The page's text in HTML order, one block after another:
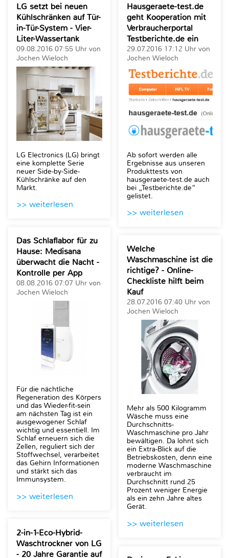
LG setzt bei neuen
Kühlschränken auf Tür-
in-Tür-System - Vier-
Liter-Wassertank
09.08.2016 07:55 Uhr von
Jochen Wieloch
LG Electronics (LG) bringt
eine komplette Serie
neuer Side-by-Side-
Kühlschränke auf den
Markt.
>> weiterlesen
Das Schlaflabor für zu
Hause: Medisana
überwacht die Nacht -
Kontrolle per App
08.08.2016 07:07 Uhr von
Jochen Wieloch
Für die nächtliche
Regeneration des Körpers
und das Wieder-fit-sein
am nächsten Tag ist ein
ausgewogener Schlaf
wichtig und essentiell. Im
Schlaf erneuern sich die
Zellen, reguliert sich der
Stoffwechsel, verarbeitet
das Gehirn Informationen
und stärkt sich das
Immunsystem.
>> weiterlesen
2-in-1-Eco-Hybrid-
Waschtrockner von LG
- 20 Jahre Garantie auf
Hausgeraete-test.de
geht Kooperation mit
Verbraucherportal
Testberichte.de ein
29.07.2016 17:12 Uhr von
Jochen Wieloch
Ab sofort werden alle
Ergebnisse aus unseren
Produkttests von
hausgeraete-test.de auch
bei „Testberichte.de“
gelistet.
>> weiterlesen
Welche
Waschmaschine ist die
richtige? - Online-
Checkliste hilft beim
Kauf
28.07.2016 07:40 Uhr von
Jochen Wieloch
Mehr als 500 Kilogramm
Wäsche muss eine
Durchschnitts-
Waschmaschine pro Jahr
bewältigen. Da lohnt sich
ein Extra-Blick auf die
Betriebskosten, denn eine
moderne Waschmaschine
verbraucht im
Durchschnitt rund 25
Prozent weniger Energie
als ein zehn Jahre altes
Gerät.
>> weiterlesen